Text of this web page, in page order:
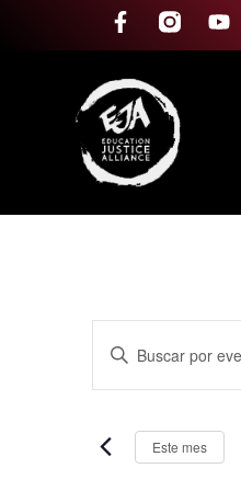
Navegación
de
y
Introduce
palabra
Eventos
para
Este mes